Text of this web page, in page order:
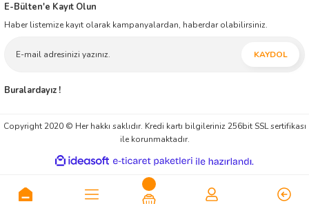
E-Bülten'e Kayıt Olun
Haber listemize kayıt olarak kampanyalardan, haberdar olabilirsiniz.
KAYDOL
Buralardayız !
Copyright 2020 © Her hakkı saklıdır. Kredi kartı bilgileriniz 256bit SSL sertifikası
ile korunmaktadır.
ideasoft
e-